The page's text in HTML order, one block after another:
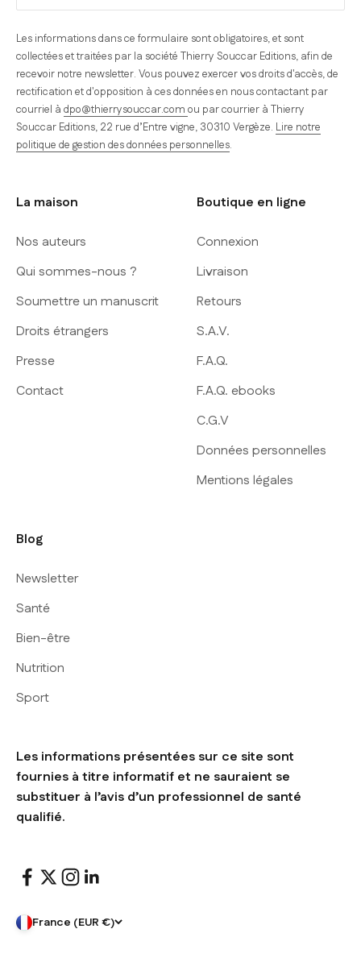
Les informations dans ce formulaire sont obligatoires, et sont
collectées et traitées par la société Thierry Souccar Editions, afin de
recevoir notre newsletter. Vous pouvez exercer vos droits d'accès, de
rectification et d'opposition à ces données en nous contactant par
courriel à dpo@thierrysouccar.com ou par courrier à Thierry
Souccar Editions, 22 rue d’Entre vigne, 30310 Vergèze. Lire notre
politique de gestion des données personnelles.
La maison
Nos auteurs
Qui sommes-nous ?
Soumettre un manuscrit
Droits étrangers
Presse
Contact
Boutique en ligne
Connexion
Livraison
Retours
S.A.V.
F.A.Q.
F.A.Q. ebooks
C.G.V
Données personnelles
Mentions légales
Blog
Newsletter
Santé
Bien-être
Nutrition
Sport
Les informations présentées sur ce site sont
fournies à titre informatif et ne sauraient se
substituer à l’avis d’un professionnel de santé
qualifié.
France (EUR €)